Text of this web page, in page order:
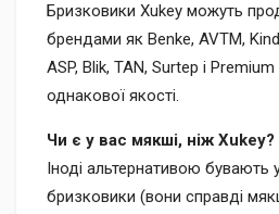
Бризковики Xukey можуть
брендами як Benke, AVTM,
ASP, Blik, TAN, Surtep і
однакової якості.
Чи є у вас мякші, ніж Xukey?
Іноді альтернативою бувають
бризковики (вони справді